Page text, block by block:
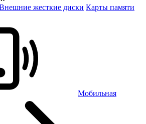
жесткие диски Карты памяти
Мобильная